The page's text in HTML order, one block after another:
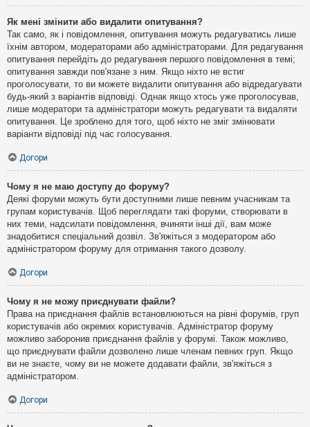
Як мені змінити або видалити опитування?
Так само, як і повідомлення, опитування можуть редагуватись лише
їхнім автором, модераторами або адміністраторами. Для редагування
опитування перейдіть до редагування першого повідомлення в темі;
опитування завжди пов'язане з ним. Якщо ніхто не встиг
проголосувати, то ви можете видалити опитування або відредагувати
будь-який з варіантів відповіді. Однак якщо хтось уже проголосував,
лише модератори та адміністратори можуть редагувати та видаляти
опитування. Це зроблено для того, щоб ніхто не зміг змінювати
варіанти відповіді під час голосування.
Догори
Чому я не маю доступу до форуму?
Деякі форуми можуть бути доступними лише певним учасникам та
групам користувачів. Щоб переглядати такі форуми, створювати в
них теми, надсилати повідомлення, вчиняти інші дії, вам може
знадобитися спеціальний дозвіл. Зв'яжіться з модератором або
адміністратором форуму для отримання такого дозволу.
Догори
Чому я не можу приєднувати файли?
Права на приєднання файлів встановлюються на рівні форумів, груп
користувачів або окремих користувачів. Адміністратор форуму
можливо заборонив приєднання файлів у форумі. Також можливо,
що приєднувати файли дозволено лише членам певних груп. Якщо
ви не знаєте, чому ви не можете додавати файли, зв'яжіться з
адміністратором.
Догори